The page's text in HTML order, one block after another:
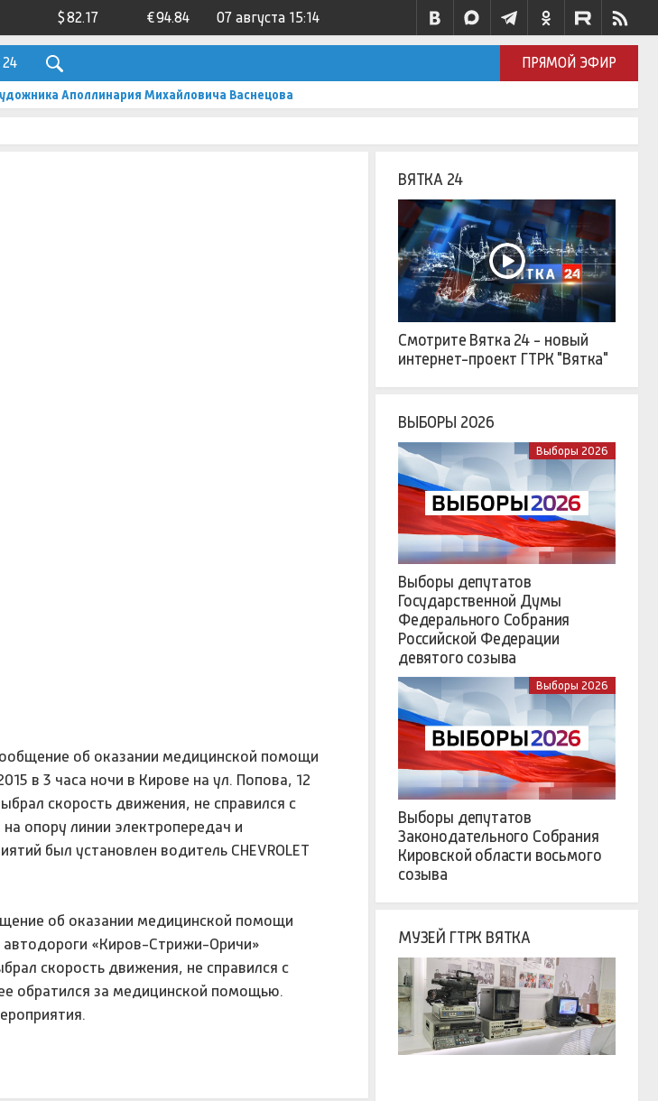
$82.17 €94.84 07 августа 15:14
ПРЯМОЙ ЭФИР
Аполлинария Михайловича Васнецова
об оказании медицинской помощи
в 3 часа ночи в Кирове на ул. Попова, 12
скорость движения, не справился с
опору линии электропередач и
был установлен водитель СНЕVRОLЕТ
об оказании медицинской помощи
автодороги «Киров-Стрижи-Оричи»
скорость движения, не справился с
обратился за медицинской помощью.
ВЯТКА 24
Смотрите Вятка 24 - новый
интернет-проект ГТРК "Вятка"
ВЫБОРЫ 2026
Выборы 2026
Выборы депутатов
Государственной Думы
Федерального Собрания
Российской Федерации
девятого созыва
Выборы 2026
Выборы депутатов
Законодательного Собрания
Кировской области восьмого
созыва
МУЗЕЙ ГТРК ВЯТКА